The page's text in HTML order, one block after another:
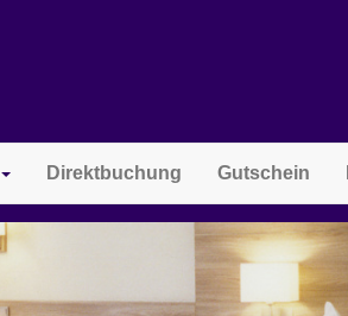
Direktbuchung Gutschein